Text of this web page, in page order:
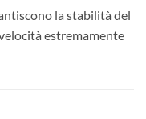
la stabilità del
estremamente